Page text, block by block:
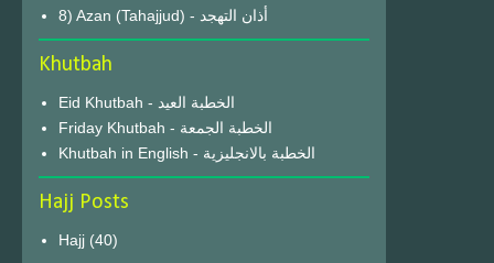
8) Azan (Tahajjud) - أذان التهجد
Khutbah
Eid Khutbah - الخطبة العيد
Friday Khutbah - الخطبة الجمعة
Khutbah in English - الخطبة بالانجليزية
Hajj Posts
Hajj (40)